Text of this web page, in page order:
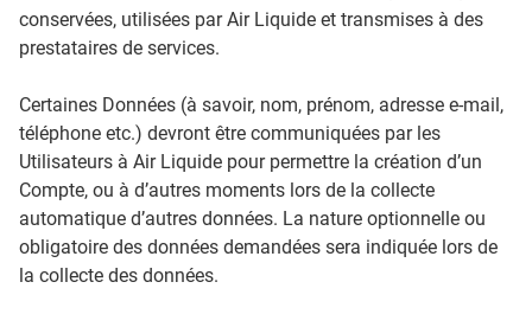
conservées, utilisées par Air Liquide et transmises à des
prestataires de services.
Certaines Données (à savoir, nom, prénom, adresse e-mail,
téléphone etc.) devront être communiquées par les
Utilisateurs à Air Liquide pour permettre la création d’un
Compte, ou à d’autres moments lors de la collecte
automatique d’autres données. La nature optionnelle ou
obligatoire des données demandées sera indiquée lors de
la collecte des données.